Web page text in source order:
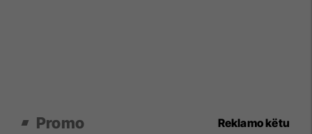
Promo Reklamo këtu